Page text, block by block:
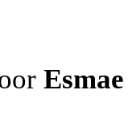
Esmae